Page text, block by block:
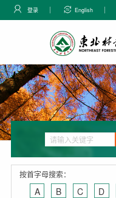
登录 English
按首字母搜索：
A B C D